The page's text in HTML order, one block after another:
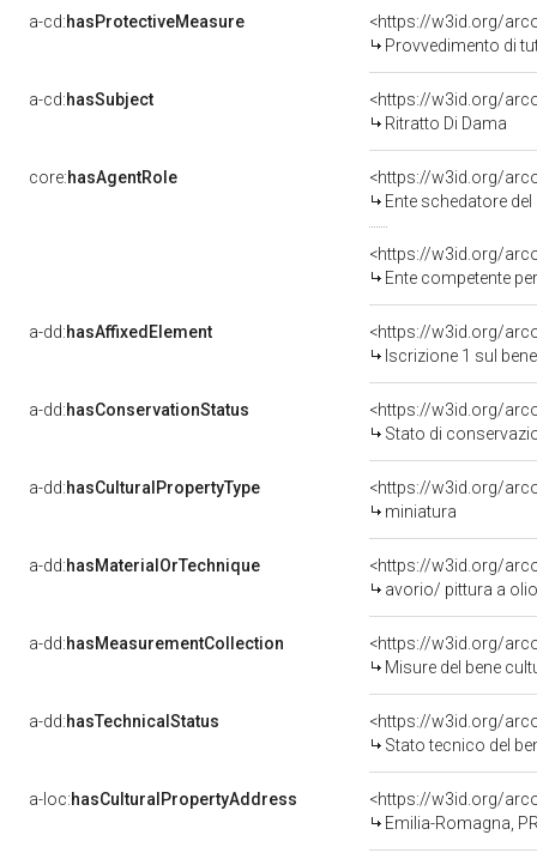
a-cd:hasProtectiveMeasure
<https://w3id.org/
Provvedimento di
a-cd:hasSubject
<https://w3id.org/
Ritratto Di Dama
core:hasAgentRole
<https://w3id.org/
Ente schedatore del
<https://w3id.org/
Ente competente per
a-dd:hasAffixedElement
<https://w3id.org/
Iscrizione 1 sul
a-dd:hasConservationStatus
<https://w3id.org/
Stato di
a-dd:hasCulturalPropertyType
<https://w3id.org/
miniatura
a-dd:hasMaterialOrTechnique
<https://w3id.org/
avorio/ pittura a olio
a-dd:hasMeasurementCollection
<https://w3id.org/
Misure del bene
a-dd:hasTechnicalStatus
<https://w3id.org/
Stato tecnico del
a-loc:hasCulturalPropertyAddress
<https://w3id.org/
Emilia-Romagna,